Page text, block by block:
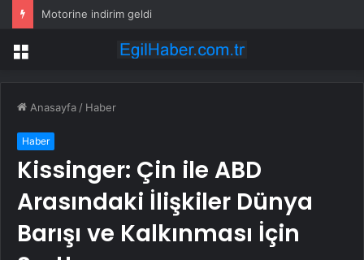
Motorine indirim geldi
Menü
Anasayfa / Haber
Haber
Kissinger: Çin ile ABD
Arasındaki İlişkiler Dünya
Barışı ve Kalkınması İçin